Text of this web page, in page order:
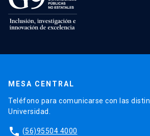
MESA CENTRAL
Teléfono para comunicarse con las
Universidad.
phone (56)95504 4000